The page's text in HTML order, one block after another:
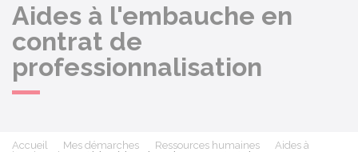
Aides à l'embauche en
contrat de
professionnalisation
Accueil Mes démarches Ressources humaines
Aides à